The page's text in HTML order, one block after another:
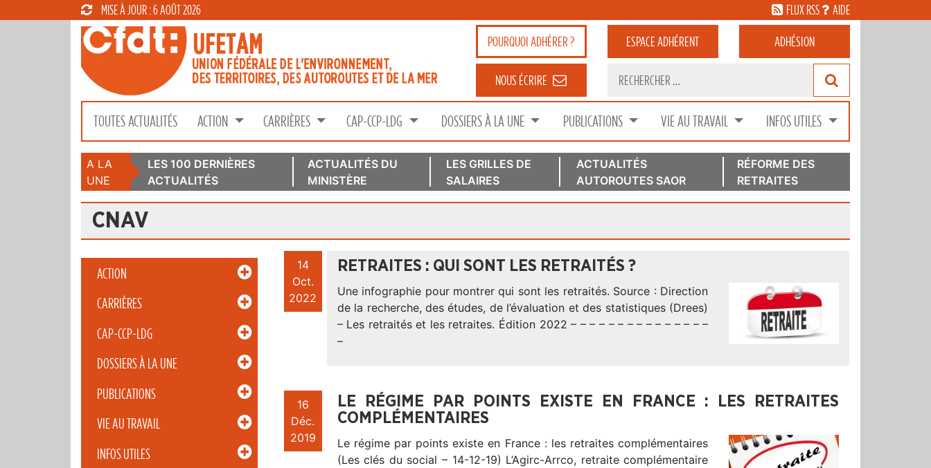
MISE À JOUR : 6 AOÛT 2026 FLUX RSS AIDE
POURQUOIADHÉRER ? ESPACEADHÉRENT ADHÉSION
NOUS ÉCRIRE
TOUTES ACTUALITÉS ACTION CARRIÈRES CAP-CCP-LDG DOSSIERS À LA UNE PUBLICATIONS VIE AU TRAVAIL INFOS UTILES
A LA
UNE
LES 100 DERNIÈRES
ACTUALITÉS
ACTUALITÉS DU
MINISTÈRE
LES GRILLES DE
SALAIRES
ACTUALITÉS
AUTOROUTES SAOR
RÉFORME DES
RETRAITES
CNAV
ACTION
CARRIÈRES
CAP-CCP-LDG
DOSSIERS À LA UNE
PUBLICATIONS
VIE AU TRAVAIL
INFOS UTILES
14
Oct.
2022
RETRAITES : QUI SONT LES RETRAITÉS ?
Une infographie pour montrer qui sont les retraités. Source : Direction
de la recherche, des études, de l’évaluation et des statistiques (Drees)
– Les retraités et les retraites. Édition 2022 – – – – – – – – – – – – – – –
–
16
Déc.
2019
LE RÉGIME PAR POINTS EXISTE EN FRANCE : LES RETRAITES
COMPLÉMENTAIRES
Le régime par points existe en France : les retraites complémentaires
(Les clés du social – 14-12-19) L’Agirc-Arrco, retraite complémentaire